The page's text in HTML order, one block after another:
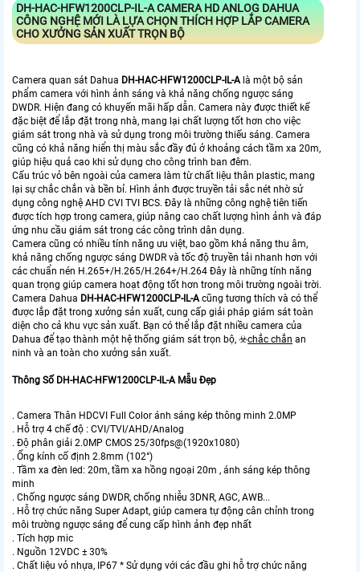
DH-HAC-HFW1200CLP-IL-ACAMERA HD ANLOG DAHUA
CÔNG NGHỆ MỚI LÀ LỰA CHỌN THÍCH HỢP LẮP CAMERA
CHO XƯỞNG SẢN XUẤT TRỌN BỘ
Camera quan sát Dahua DH-HAC-HFW1200CLP-IL-A là một bộ sản
phẩm camera với hình ảnh sáng và khả năng chống ngược sáng
DWDR. Hiện đang có khuyến mãi hấp dẫn. Camera này được thiết kế
đặc biệt để lắp đặt trong nhà, mang lại chất lượng tốt hơn cho việc
giám sát trong nhà và sử dụng trong môi trường thiếu sáng. Camera
cũng có khả năng hiển thị màu sắc đầy đủ ở khoảng cách tầm xa 20m,
giúp hiệu quả cao khi sử dụng cho công trình ban đêm.
Cấu trúc vỏ bên ngoài của camera làm từ chất liệu thân plastic, mang
lại sự chắc chắn và bền bỉ. Hình ảnh được truyền tải sắc nét nhờ sử
dụng công nghệ AHD CVI TVI BCS. Đây là những công nghệ tiên tiến
được tích hợp trong camera, giúp nâng cao chất lượng hình ảnh và đáp
ứng nhu cầu giám sát trong các công trình dân dụng.
Camera cũng có nhiều tính năng ưu việt, bao gồm khả năng thu âm,
khả năng chống ngược sáng DWDR và tốc độ truyền tải nhanh hơn với
các chuẩn nén H.265+/H.265/H.264+/H.264 Đây là những tính năng
quan trọng giúp camera hoạt động tốt hơn trong môi trường ngoài trời.
Camera Dahua DH-HAC-HFW1200CLP-IL-A cũng tương thích và có thể
được lắp đặt trong xưởng sản xuất, cung cấp giải pháp giám sát toàn
diện cho cả khu vực sản xuất. Bạn có thể lắp đặt nhiều camera của
Dahua để tạo thành một hệ thống giám sát trọn bộ, ☣️chắc chắn an
ninh và an toàn cho xưởng sản xuất.
Thông Số DH-HAC-HFW1200CLP-IL-A Mẫu Đẹp
. Camera Thân HDCVI Full Color ánh sáng kép thông minh 2.0MP
. Hỗ trợ 4 chế độ : CVI/TVI/AHD/Analog
. Độ phân giải 2.0MP CMOS 25/30fps@(1920x1080)
. Ống kính cố định 2.8mm (102°)
. Tầm xa đèn led: 20m, tầm xa hồng ngoại 20m , ánh sáng kép thông
minh
. Chống ngược sáng DWDR, chống nhiễu 3DNR, AGC, AWB...
. Hỗ trợ chức năng Super Adapt, giúp camera tự động cân chỉnh trong
môi trường ngược sáng để cung cấp hình ảnh đẹp nhất
. Tích hợp mic
. Nguồn 12VDC ± 30%
. Chất liệu vỏ nhựa, IP67 * Sử dụng với các đầu ghi hỗ trợ chức năng